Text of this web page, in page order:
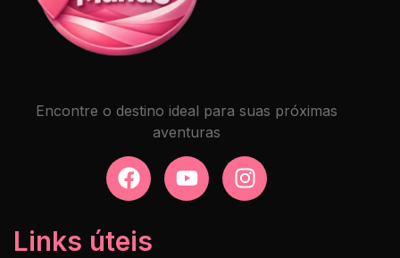
Encontre o destino ideal para suas próximas
aventuras
Links úteis